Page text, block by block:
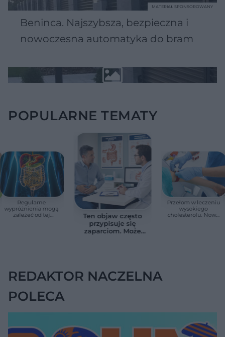
Beninca. Najszybsza, bezpieczna i
nowoczesna automatyka do bram
MATERIAŁ SPONSOROWANY
POPULARNE TEMATY
Regularne
wypróżnienia mogą
zależeć od tej
Ten objaw często
przypisuje się
zaparciom. Może
Przełom w leczeniu
wysokiego
cholesterolu. Nowa
REDAKTOR NACZELNA
POLECA